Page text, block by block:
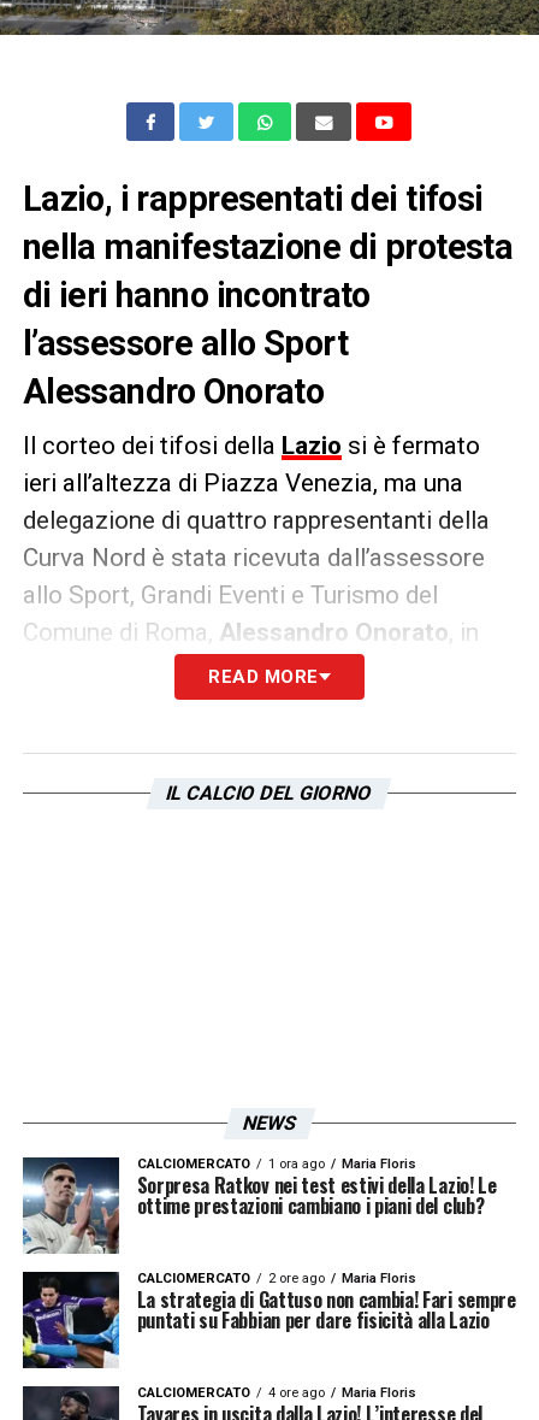
Lazio, i rappresentati dei tifosi
nella manifestazione di protesta
di ieri hanno incontrato
l’assessore allo Sport
Alessandro Onorato
Il corteo dei tifosi della Lazio si è fermato
ieri all’altezza di Piazza Venezia, ma una
delegazione di quattro rappresentanti della
Curva Nord è stata ricevuta dall’assessore
allo Sport, Grandi Eventi e Turismo del
Comune di Roma, Alessandro Onorato, in
Campidoglio. L’incontro, durato circa 40
minuti, si è concentrato quasi
. Come riportato daIl Messaggero
effettivamente presentato la richiesta di
assegnazione dello stadio e un progetto di
riqualificazione, definita una “nota positiva”.
Tuttavia, la “nota stonata” riguarda i tempi.
L’iter, a detta del Comune, è lungo e si è
bloccato perché il presidente Lotito non ha
risposto a richieste di chiarimento. Ieri
READ MORE
IL CALCIO DEL GIORNO
NEWS
CALCIOMERCATO 1 ora ago Maria Floris
Sorpresa Ratkov nei test estivi della Lazio! Le
ottime prestazioni cambiano i piani del club?
CALCIOMERCATO 2 ore ago Maria Floris
La strategia di Gattuso non cambia! Fari sempre
puntati su Fabbian per dare fisicità alla Lazio
CALCIOMERCATO 4 ore ago Maria Floris
Tavares in uscita dalla Lazio! L’interesse del